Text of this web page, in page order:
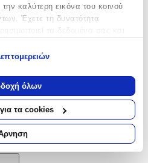
την καλύτερη εικόνα του κοινού
Έχετε τη δυνατότητα
σχετικά με τη γεωγραφική
να είναι ακριβείς σε
σας σαρώνοντας ενεργά
(δακτυλικό αποτύπωμα)
τον τρόπο επεξεργασίας των
καθορίστε τις προτιμήσεις σας
όλων
τα cookies
αξιολογήσεις. Όταν